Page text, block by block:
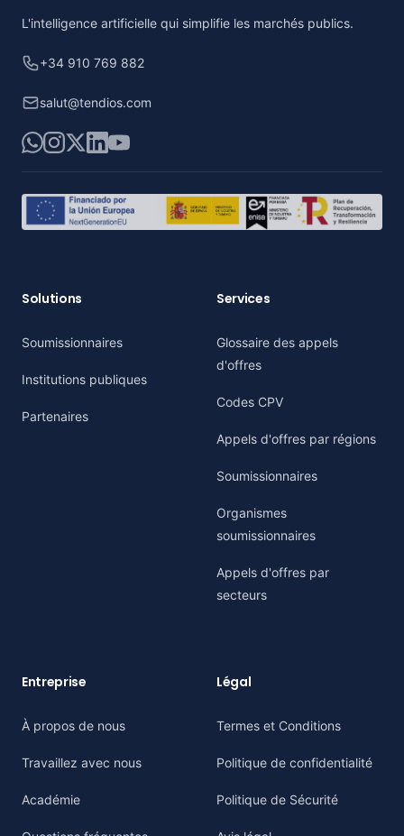
L'intelligence artificielle qui simplifie les marchés publics.
+34 910 769 882
salut@tendios.com
WhatsApp
Instagram
X LinkedIn
YouTube
Solutions
Soumissionnaires
Institutions publiques
Partenaires
Services
Glossaire des appels
d'offres
Codes CPV
Appels d'offres par régions
Soumissionnaires
Organismes
soumissionnaires
Appels d'offres par
secteurs
Entreprise
À propos de nous
Travaillez avec nous
Académie
Légal
Termes et Conditions
Politique de confidentialité
Politique de Sécurité